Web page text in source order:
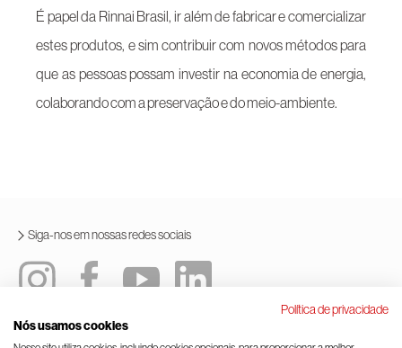
É papel da Rinnai Brasil, ir além de fabricar e comercializar
estes produtos, e sim contribuir com novos métodos para
que as pessoas possam investir na economia de energia,
colaborando com a preservação e do meio-ambiente.
Siga-nos em nossas redes sociais
Política de privacidade
Nós usamos cookies